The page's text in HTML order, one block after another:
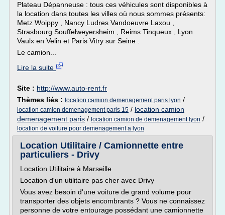
Plateau Dépanneuse : tous ces véhicules sont disponibles à
la location dans toutes les villes où nous sommes présents:
Metz Woippy , Nancy Ludres Vandoeuvre Laxou ,
Strasbourg Souffelweyersheim , Reims Tinqueux , Lyon
Vaulx en Velin et Paris Vitry sur Seine .
Le camion...
Lire la suite
Site : http://www.auto-rent.fr
Thèmes liés : location camion demenagement paris lyon /
location camion demenagement paris 15 / location camion
demenagement paris / location camion de demenagement lyon /
location de voiture pour demenagement a lyon
Location Utilitaire / Camionnette entre
particuliers - Drivy
Location Utilitaire à Marseille
Location d'un utilitaire pas cher avec Drivy
Vous avez besoin d'une voiture de grand volume pour
transporter des objets encombrants ? Vous ne connaissez
personne de votre entourage possédant une camionnette